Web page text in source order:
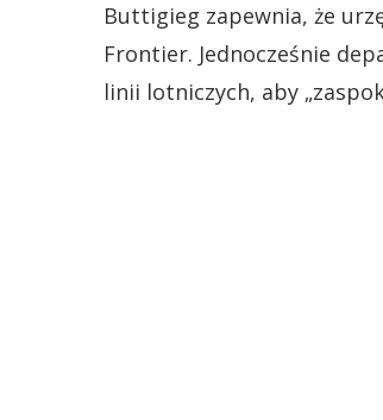
Buttigieg zapewnia, że
Frontier. Jednocześnie
linii lotniczych, aby